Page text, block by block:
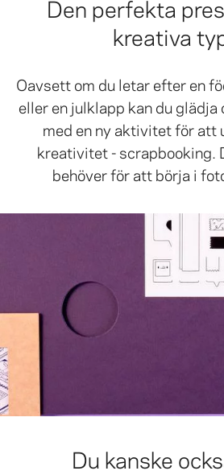
Den perfekta
kreativa
Oavsett om du letar efter en
eller en julklapp kan du glädja
med en ny aktivitet för att
kreativitet - scrapbooking.
behöver för att börja i
Du kanske